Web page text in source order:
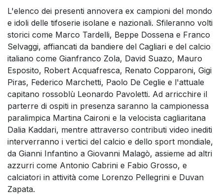
L'elenco dei presenti annovera ex campioni del mondo
e idoli delle tifoserie isolane e nazionali. Sfileranno volti
storici come Marco Tardelli, Beppe Dossena e Franco
Selvaggi, affiancati da bandiere del Cagliari e del calcio
italiano come Gianfranco Zola, David Suazo, Mauro
Esposito, Robert Acquafresca, Renato Copparoni, Gigi
Piras, Federico Marchetti, Paolo De Ceglie e l'attuale
capitano rossoblù Leonardo Pavoletti. Ad arricchire il
parterre di ospiti in presenza saranno la campionessa
paralimpica Martina Caironi e la velocista cagliaritana
Dalia Kaddari, mentre attraverso contributi video inediti
interverranno i vertici del calcio e dello sport mondiale,
da Gianni Infantino a Giovanni Malagò, assieme ad altri
azzurri come Antonio Cabrini e Fabio Grosso, e
calciatori in attività come Lorenzo Pellegrini e Duvan
Zapata.